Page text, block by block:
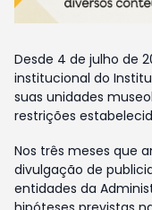
Desde 4 de julho de
institucional do
suas unidades
restrições
Nos três meses que
divulgação de
entidades da